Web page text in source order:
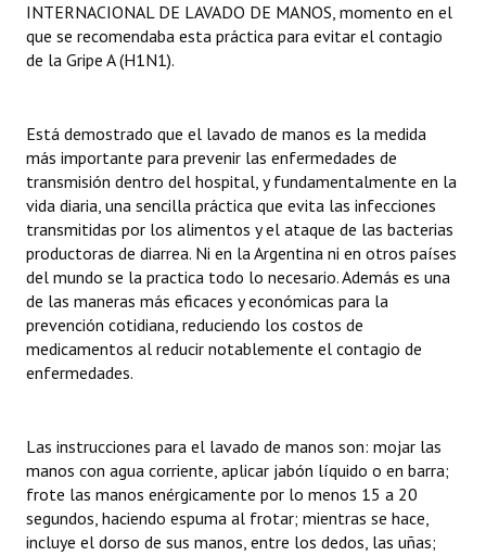
INTERNACIONAL DE LAVADO DE MANOS, momento en el
que se recomendaba esta práctica para evitar el contagio
de la Gripe A (H1N1).
Está demostrado que el lavado de manos es la medida
más importante para prevenir las enfermedades de
transmisión dentro del hospital, y fundamentalmente en la
vida diaria, una sencilla práctica que evita las infecciones
transmitidas por los alimentos y el ataque de las bacterias
productoras de diarrea. Ni en la Argentina ni en otros países
del mundo se la practica todo lo necesario. Además es una
de las maneras más eficaces y económicas para la
prevención cotidiana, reduciendo los costos de
medicamentos al reducir notablemente el contagio de
enfermedades.
Las instrucciones para el lavado de manos son: mojar las
manos con agua corriente, aplicar jabón líquido o en barra;
frote las manos enérgicamente por lo menos 15 a 20
segundos, haciendo espuma al frotar; mientras se hace,
incluye el dorso de sus manos, entre los dedos, las uñas;